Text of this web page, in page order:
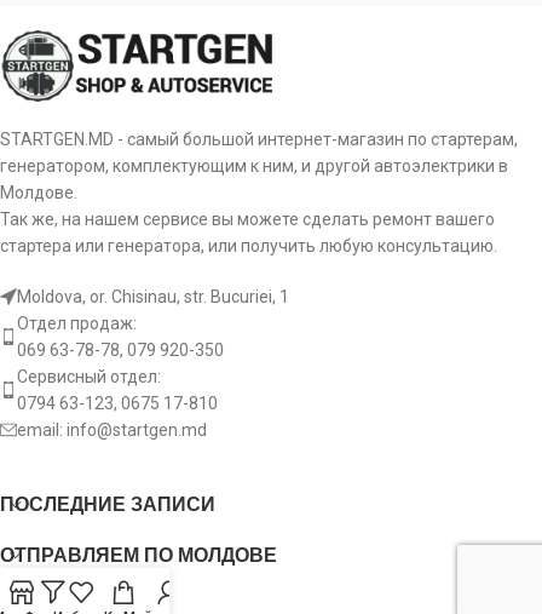
STARTGEN.MD - самый большой интернет-магазин по стартерам,
генератором, комплектующим к ним, и другой автоэлектрики в
Молдове.
Так же, на нашем сервисе вы можете сделать ремонт вашего
стартера или генератора, или получить любую консультацию.
Moldova, or. Chisinau, str. Bucuriei, 1
Отдел продаж:
069 63-78-78, 079 920-350
Сервисный отдел:
0794 63-123, 0675 17-810
email: info@startgen.md
ПОСЛЕДНИЕ ЗАПИСИ
ОТПРАВЛЯЕМ ПО МОЛДОВЕ
USEFUL LINKS